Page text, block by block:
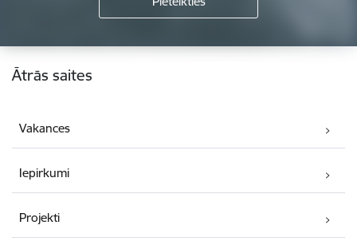
Kājene
Ātrās saites
Vakances
Iepirkumi
Projekti